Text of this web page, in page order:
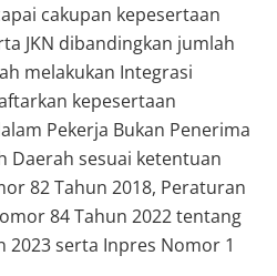
cakupan kepesertaan
JKN dibandingkan jumlah
melakukan Integrasi
kepesertaan
Pekerja Bukan Penerima
Daerah sesuai ketentuan
82 Tahun 2018, Peraturan
84 Tahun 2022 tentang
2023 serta Inpres Nomor 1